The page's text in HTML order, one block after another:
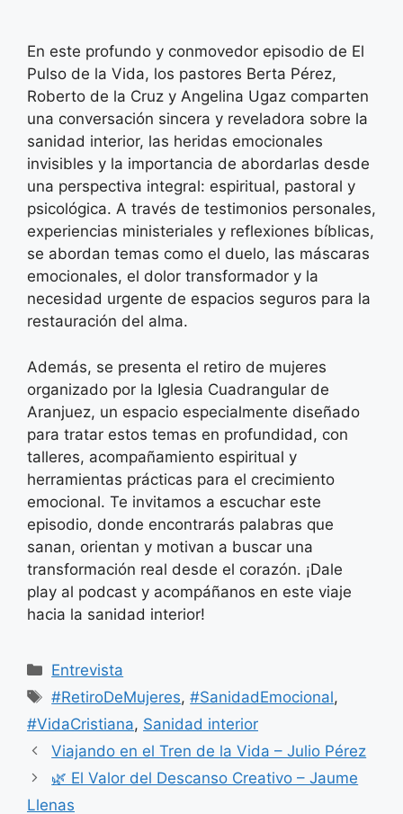
En este profundo y conmovedor episodio de El
Pulso de la Vida, los pastores Berta Pérez,
Roberto de la Cruz y Angelina Ugaz comparten
una conversación sincera y reveladora sobre la
sanidad interior, las heridas emocionales
invisibles y la importancia de abordarlas desde
una perspectiva integral: espiritual, pastoral y
psicológica. A través de testimonios personales,
experiencias ministeriales y reflexiones bíblicas,
se abordan temas como el duelo, las máscaras
emocionales, el dolor transformador y la
necesidad urgente de espacios seguros para la
restauración del alma.
Además, se presenta el retiro de mujeres
organizado por la Iglesia Cuadrangular de
Aranjuez, un espacio especialmente diseñado
para tratar estos temas en profundidad, con
talleres, acompañamiento espiritual y
herramientas prácticas para el crecimiento
emocional. Te invitamos a escuchar este
episodio, donde encontrarás palabras que
sanan, orientan y motivan a buscar una
transformación real desde el corazón. ¡Dale
play al podcast y acompáñanos en este viaje
hacia la sanidad interior!
Categorías
Entrevista
Etiquetas
#RetiroDeMujeres,#SanidadEmocional,
#VidaCristiana, Sanidad interior
Viajando en el Tren de la Vida – Julio Pérez
🌿 El Valor del Descanso Creativo – Jaume
Llenas